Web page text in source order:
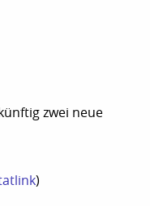
zwei neue
)